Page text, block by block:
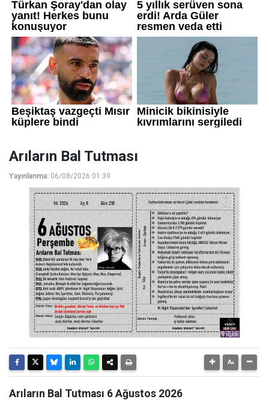
Arıların Bal Tutması
Yayınlanma: 06/08/2026 01:39
Arıların Bal Tutması 6 Ağustos 2026